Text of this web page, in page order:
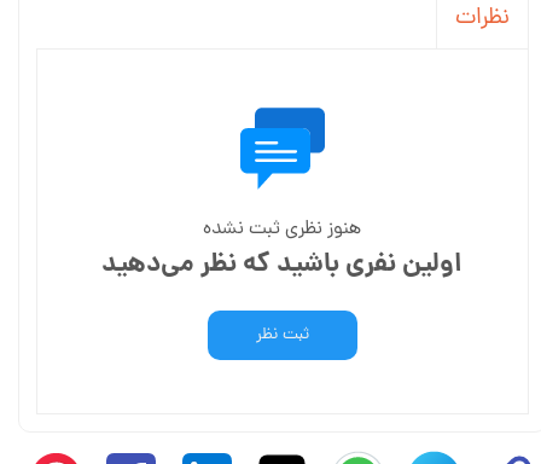
نظرات
هنوز نظری ثبت نشده
اولین نفری باشید که نظر می‌دهید
ثبت نظر